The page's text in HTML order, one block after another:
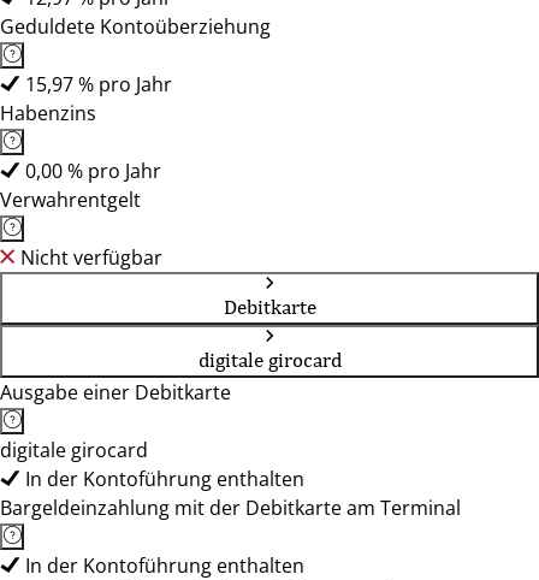
Geduldete Kontoüberziehung
15,97 % pro Jahr
Habenzins
0,00 % pro Jahr
Verwahrentgelt
Nicht verfügbar
Debitkarte
digitale girocard
Ausgabe einer Debitkarte
digitale girocard
In der Kontoführung enthalten
Bargeldeinzahlung mit der Debitkarte am Terminal
In der Kontoführung enthalten